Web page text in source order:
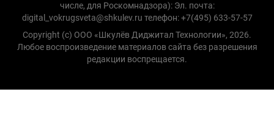
числе, для Роскомнадзора): Эл. почта:
digital_vokrugsveta@shkulev.ru телефон: +7(495) 633-57-57
Copyright (с) ООО «Шкулёв Диджитал Технологии», 2026.
Любое воспроизведение материалов сайта без разрешения
редакции воспрещается.